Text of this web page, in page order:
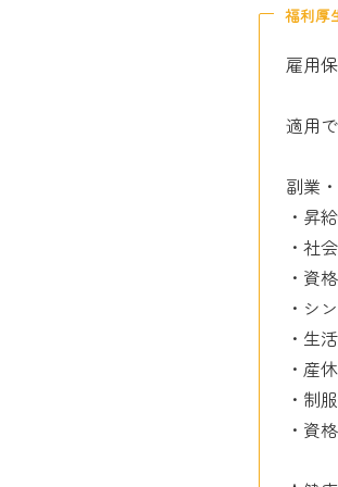
福利厚
雇用
適用
副業
・昇
・社
・資
・シ
・生
・産
・制
・資